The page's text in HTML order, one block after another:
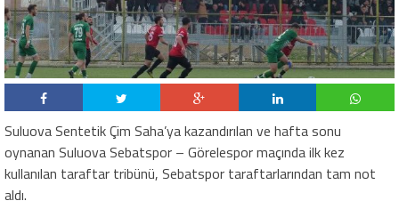
Suluova Sentetik Çim Saha’ya kazandırılan ve hafta sonu
oynanan Suluova Sebatspor – Görelespor maçında ilk kez
kullanılan taraftar tribünü, Sebatspor taraftarlarından tam not
aldı.